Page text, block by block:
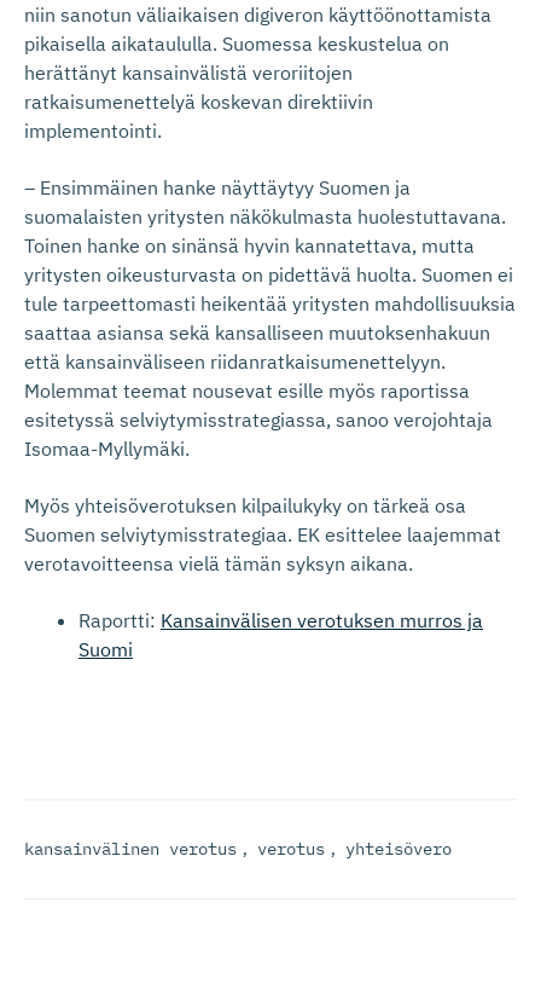
niin sanotun väliaikaisen digiveron käyttöönottamista
pikaisella aikataululla. Suomessa keskustelua on
herättänyt kansainvälistä veroriitojen
ratkaisumenettelyä koskevan direktiivin
implementointi.
– Ensimmäinen hanke näyttäytyy Suomen ja
suomalaisten yritysten näkökulmasta huolestuttavana.
Toinen hanke on sinänsä hyvin kannatettava, mutta
yritysten oikeusturvasta on pidettävä huolta. Suomen ei
tule tarpeettomasti heikentää yritysten mahdollisuuksia
saattaa asiansa sekä kansalliseen muutoksenhakuun
että kansainväliseen riidanratkaisumenettelyyn.
Molemmat teemat nousevat esille myös raportissa
esitetyssä selviytymisstrategiassa, sanoo verojohtaja
Isomaa-Myllymäki.
Myös yhteisöverotuksen kilpailukyky on tärkeä osa
Suomen selviytymisstrategiaa. EK esittelee laajemmat
verotavoitteensa vielä tämän syksyn aikana.
Raportti: Kansainvälisen verotuksen murros ja
Suomi
kansainvälinen verotus , verotus , yhteisövero